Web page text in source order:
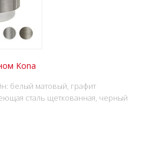
Kona
белый матовый, графит
сталь щеткованная, черный